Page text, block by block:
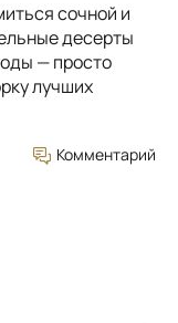
сочной и
десерты
— просто
лучших
Комментарий